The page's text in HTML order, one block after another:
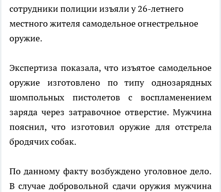
сотрудники полиции изъяли у 26-летнего
местного жителя самодельное огнестрельное
оружие.
Экспертиза показала, что изъятое самодельное
оружие изготовлено по типу однозарядных
шомпольных пистолетов с воспламенением
заряда через затравочное отверстие. Мужчина
пояснил, что изготовил оружие для отстрела
бродячих собак.
По данному факту возбуждено уголовное дело.
В случае добровольной сдачи оружия мужчина